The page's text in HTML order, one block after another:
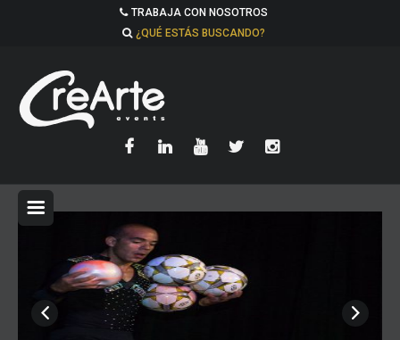
TRABAJA CON NOSOTROS
¿QUÉ ESTÁS BUSCANDO?